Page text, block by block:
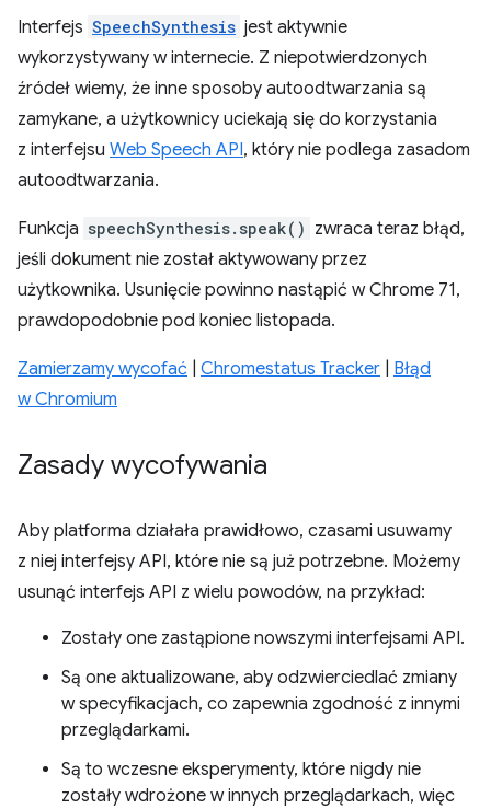
Interfejs SpeechSynthesis jest aktywnie
wykorzystywany w internecie. Z niepotwierdzonych
źródeł wiemy, że inne sposoby autoodtwarzania są
zamykane, a użytkownicy uciekają się do korzystania
z interfejsu Web Speech API, który nie podlega zasadom
autoodtwarzania.
Funkcja speechSynthesis.speak() zwraca teraz błąd,
jeśli dokument nie został aktywowany przez
użytkownika. Usunięcie powinno nastąpić w Chrome 71,
prawdopodobnie pod koniec listopada.
Zamierzamy wycofać Chromestatus Tracker
Błąd
w Chromium
Zasady wycofywania
Aby platforma działała prawidłowo, czasami usuwamy
z niej interfejsy API, które nie są już potrzebne. Możemy
usunąć interfejs API z wielu powodów, na przykład:
Zostały one zastąpione nowszymi interfejsami API.
Są one aktualizowane, aby odzwierciedlać zmiany
w specyfikacjach, co zapewnia zgodność z innymi
przeglądarkami.
Są to wczesne eksperymenty, które nigdy nie
zostały wdrożone w innych przeglądarkach, więc